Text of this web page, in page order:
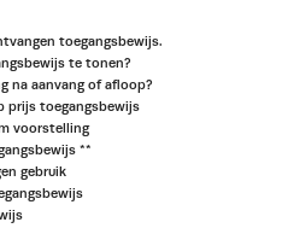
toegangsbewijs.
te tonen?
na aanvang of afloop?
prijs toegangsbewijs
voorstelling
**
gebruik